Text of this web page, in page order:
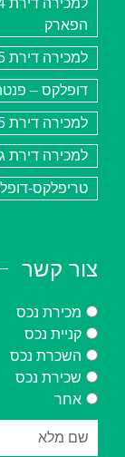
הפארק
למכירה דירת 3.5 חדרים בשכונת לב הפארק
דופלקס – פנטהאוז 5 ח' ,למכירה בלב
למכירה דירת 5 חדרים בשכונת לב הפארק
למכירה דירת גן 3.5 חדרים בשכונת לב
טריפלקס-
צור קשר
מכירת נכס
קניית נכס
השכרת נכס
שכירת נכס
אחר